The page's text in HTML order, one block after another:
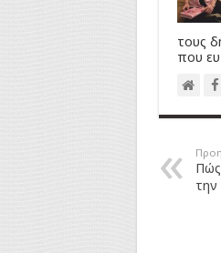
τους
που